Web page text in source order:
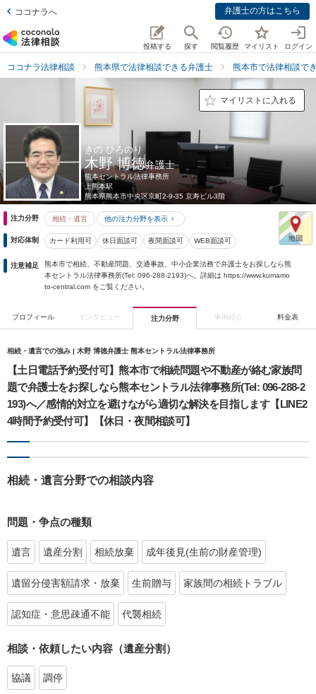
ココナラへ 弁護士の方はこちら
投稿する 探す 閲覧履歴 マイリスト ログイン
ココナラ法律相談 熊本県で法律相談できる弁護士 熊本市で法律相談で
マイリストに入れる
きの ひろのり
木野 博徳弁護士
熊本セントラル法律事務所
上熊本駅
熊本県熊本市中央区京町2-9-35 京寿ビル3階
注力分野 相続・遺言 他の注力分野を表示
対応体制 カード利用可 休日面談可 夜間面談可 WEB面談可
注意補足
熊本市で相続、不動産問題、交通事故、中小企業法務で弁護士をお探しなら熊
本セントラル法律事務所(Tel: 096-288-2193)へ。詳細は https://www.kumamo
to-central.com をご覧ください。
プロフィール インタビュー 注力分野 事例紹介 料金表
相続・遺言での強み | 木野 博徳弁護士 熊本セントラル法律事務所
【土日電話予約受付可】熊本市で相続問題や不動産が絡む家族問
題で弁護士をお探しなら熊本セントラル法律事務所(Tel: 096-288-2
193)へ／感情的対立を避けながら適切な解決を目指します【LINE2
4時間予約受付可】【休日・夜間相談可】
相続・遺言分野での相談内容
問題・争点の種類
遺言 遺産分割 相続放棄 成年後見(生前の財産管理)
遺留分侵害額請求・放棄 生前贈与 家族間の相続トラブル
認知症・意思疎通不能 代襲相続
相談・依頼したい内容（遺産分割）
協議 調停